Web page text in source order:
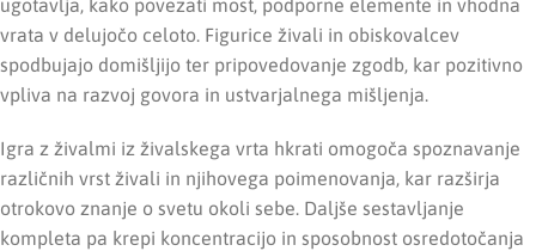
ugotavlja, kako povezati most, podporne elemente in vhodna
vrata v delujočo celoto. Figurice živali in obiskovalcev
spodbujajo domišljijo ter pripovedovanje zgodb, kar pozitivno
vpliva na razvoj govora in ustvarjalnega mišljenja.
Igra z živalmi iz živalskega vrta hkrati omogoča spoznavanje
različnih vrst živali in njihovega poimenovanja, kar razširja
otrokovo znanje o svetu okoli sebe. Daljše sestavljanje
kompleta pa krepi koncentracijo in sposobnost osredotočanja